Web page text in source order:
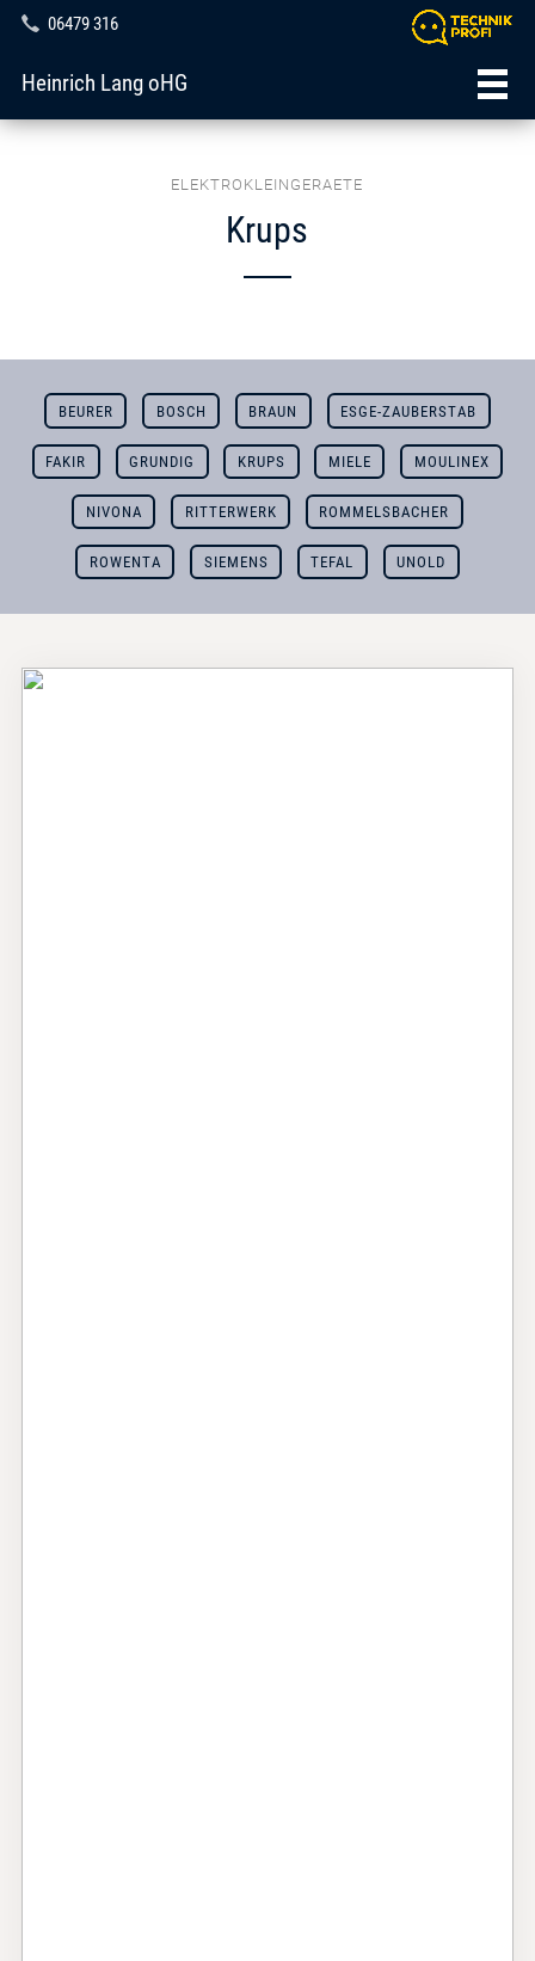
06479 316
Heinrich Lang oHG
ELEKTROKLEINGERAETE
Krups
BEURER BOSCH BRAUN ESGE-ZAUBERSTAB
FAKIR GRUNDIG KRUPS MIELE MOULINEX
NIVONA RITTERWERK ROMMELSBACHER
ROWENTA SIEMENS TEFAL UNOLD